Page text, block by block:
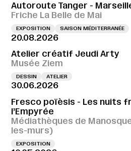
Autoroute Tanger -
Friche La Belle de Mai
EXPOSITION SAISON MÉDITERRANÉE
20.08.2026
Atelier créatif Jeudi Arty
Musée Ziem
DESSIN ATELIER
30.06.2026
Fresco poïèsis - Les nuits
l’Empyrée
Médiathèques de
les-murs)
EXPOSITION